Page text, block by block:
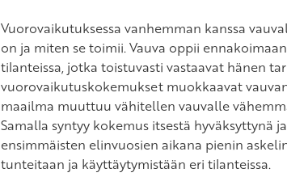
Vuorovaikutuksessa vanhemman kanssa
on ja miten se toimii. Vauva oppii
tilanteissa, jotka toistuvasti vastaavat hänen
vuorovaikutuskokemukset muokkaavat
maailma muuttuu vähitellen vauvalle
Samalla syntyy kokemus itsestä hyväksyttynä
ensimmäisten elinvuosien aikana pienin
tunteitaan ja käyttäytymistään eri tilanteissa.